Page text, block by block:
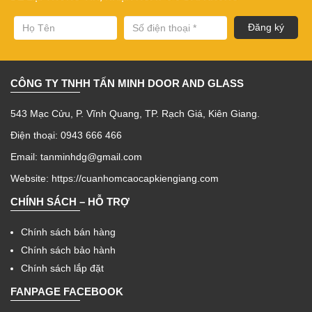
CÔNG TY TNHH TẤN MINH DOOR AND GLASS
543 Mạc Cửu, P. Vĩnh Quang, TP. Rạch Giá, Kiên Giang.
Điện thoại: 0943 666 466
Email: tanminhdg@gmail.com
Website: https://cuanhomcaocapkiengiang.com
CHÍNH SÁCH – HỖ TRỢ
Chính sách bán hàng
Chính sách bảo hành
Chính sách lắp đặt
FANPAGE FACEBOOK